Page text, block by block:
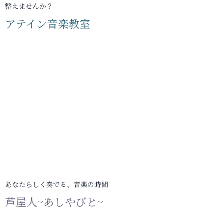
整えませんか？
アテイン音楽教室
あなたらしく奏でる、音楽の時間
芦屋人~あしやびと~